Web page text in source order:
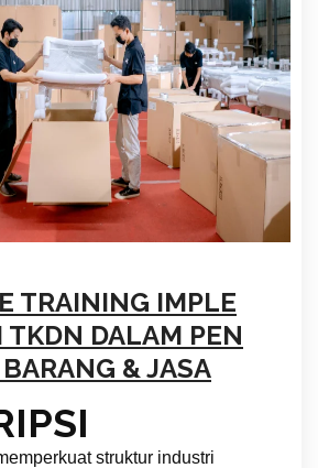
TRAINING IMPLE
TKDN DALAM PEN
& JASA
struktur industri